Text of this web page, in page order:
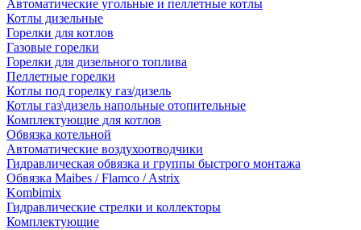
Автоматические угольные и пеллетные котлы
Котлы дизельные
Горелки для котлов
Газовые горелки
Горелки для дизельного топлива
Пеллетные горелки
Котлы под горелку газ/дизель
Котлы газ\дизель напольные отопительные
Комплектующие для котлов
Обвязка котельной
Автоматические воздухоотводчики
Гидравлическая обвязка и группы быстрого монтажа
Обвязка Maibes / Flamco / Astrix
Kombimix
Гидравлические стрелки и коллекторы
Комплектующие